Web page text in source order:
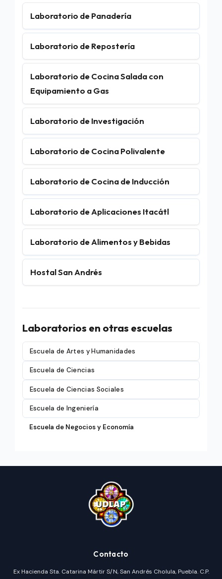
Laboratorio de Panadería
Laboratorio de Repostería
Laboratorio de Cocina Salada con
Equipamiento a Gas
Laboratorio de Investigación
Laboratorio de Cocina Polivalente
Laboratorio de Cocina de Inducción
Laboratorio de Aplicaciones Itacátl
Laboratorio de Alimentos y Bebidas
Hostal San Andrés
Laboratorios en otras escuelas
Escuela de Artes y Humanidades
Escuela de Ciencias
Escuela de Ciencias Sociales
Escuela de Ingeniería
Escuela de Negocios y Economía
Contacto
Ex Hacienda Sta. Catarina Mártir S/N, San Andrés Cholula, Puebla. C.P.